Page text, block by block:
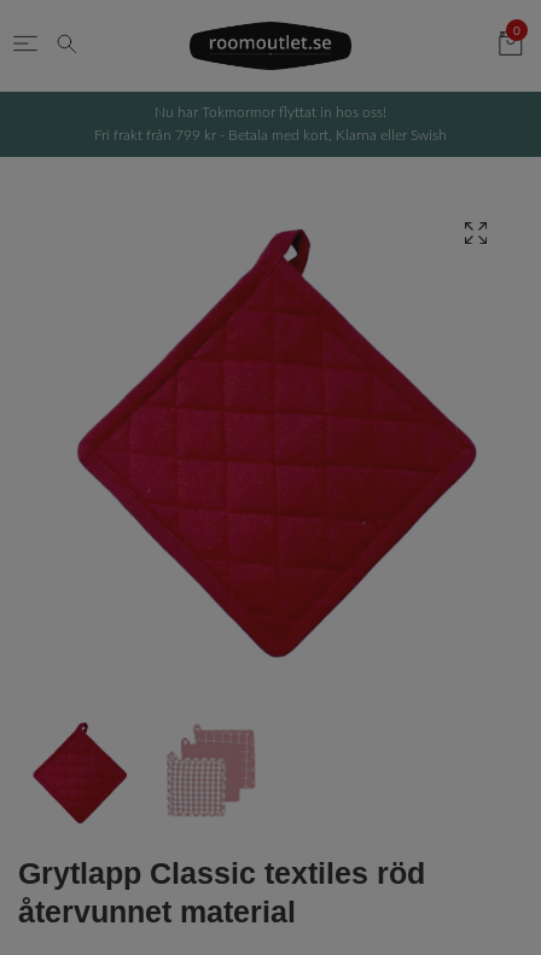
0
Nu har Tokmormor flyttat in hos oss!
Fri frakt från 799 kr - Betala med kort, Klarna eller Swish
Grytlapp Classic textiles röd
återvunnet material